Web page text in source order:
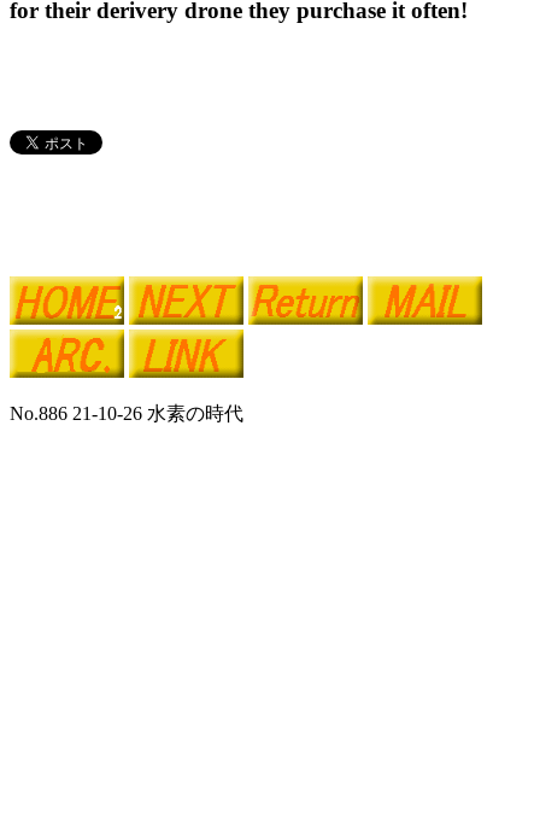
for their derivery drone they purchase it often!
No.886 21-10-26 水素の時代